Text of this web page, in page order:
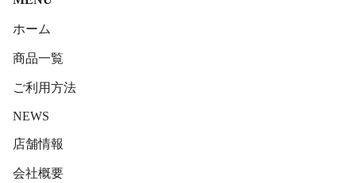
ホーム
商品一覧
ご利用方法
NEWS
店舗情報
会社概要